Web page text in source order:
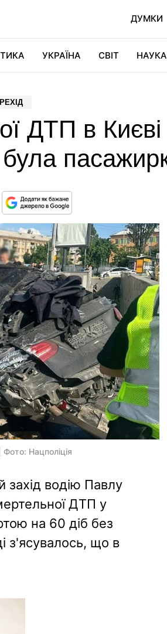
ДУМКИ
УКРАЇНА СВІТ НАУКА
ДТП в Києві
Нацполіція
захід водію Павлу
ДТП у
на 60 діб без
з'ясувалось, що в